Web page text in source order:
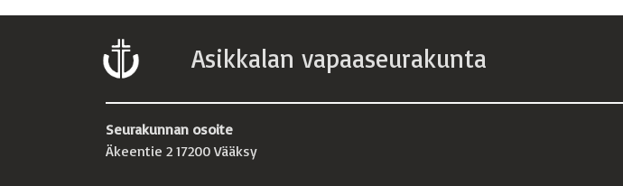
Asikkalan vapaaseurakunta
Seurakunnan osoite
Äkeentie 2 17200 Vääksy